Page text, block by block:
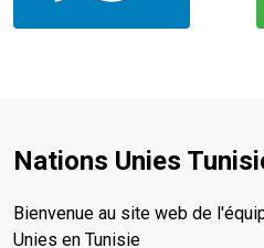
Nations Unies
Bienvenue au site web de
Unies en Tunisie